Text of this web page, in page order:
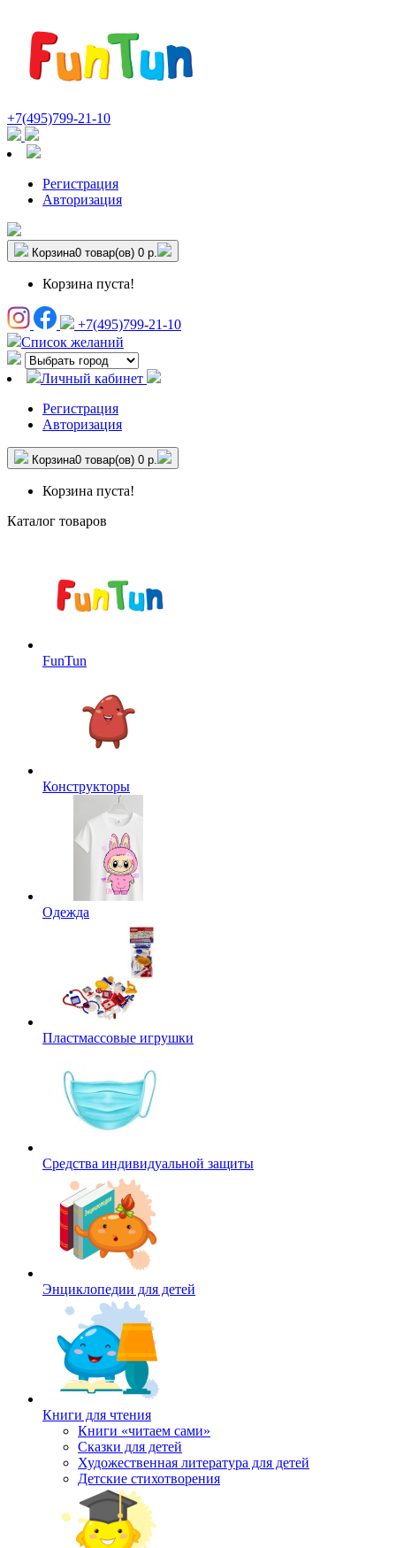
+7(495)799-21-10
Регистрация
Авторизация
Корзина0 товар(ов) 0 р.
Корзина пуста!
+7(495)799-21-10
Список желаний
Личный кабинет
Регистрация
Авторизация
Корзина0 товар(ов) 0 р.
Корзина пуста!
Каталог товаров
FunTun
Конструкторы
Одежда
Пластмассовые игрушки
Средства индивидуальной защиты
Энциклопедии для детей
Книги для чтения
Книги «читаем сами»
Сказки для детей
Художественная литература для детей
Детские стихотворения